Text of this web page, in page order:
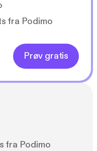
fra Podimo
Prøv gratis
fra Podimo